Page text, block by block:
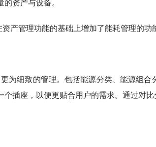
资产与设备。
产管理功能的基础上增加了能耗管理的功
为细致的管理。包括能源分类、能源组
插座，以便更贴合用户的需求。通过对